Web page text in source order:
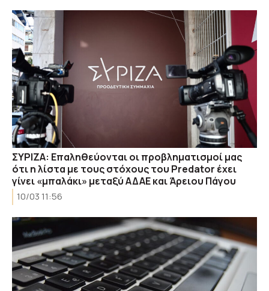
ΣΥΡΙΖΑ: Επαληθεύονται οι προβληματισμοί μας
ότι η λίστα με τους στόχους του Predator έχει
γίνει «μπαλάκι» μεταξύ ΑΔΑΕ και Άρειου Πάγου
10/03 11:56